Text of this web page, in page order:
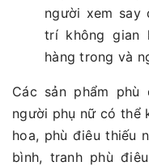
người xem say
trí không gian
hàng trong và
Các sản phẩm
người phụ nữ có thể
hoa, phù điêu thiếu
bình, tranh phù